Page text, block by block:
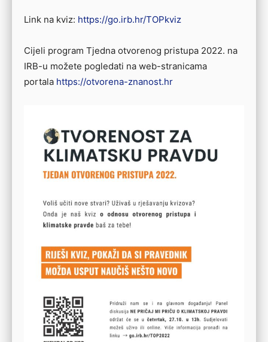
Link na kviz: https://go.irb.hr/TOPkviz
Cijeli program Tjedna otvorenog pristupa 2022. na
IRB-u možete pogledati na web-stranicama
portala https://otvorena-znanost.hr